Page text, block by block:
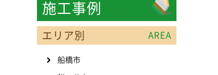
施工事例
エリア別 AREA
船橋市